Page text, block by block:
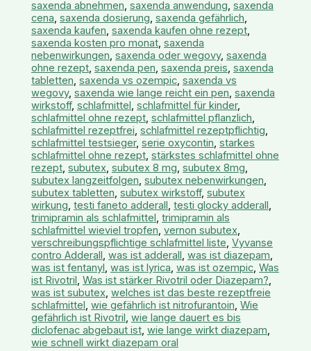
saxenda abnehmen,saxenda anwendung,saxenda
cena,saxenda dosierung,saxenda gefährlich,
saxenda kaufen,saxenda kaufen ohne rezept,
saxenda kosten pro monat,saxenda
nebenwirkungen,saxenda oder wegovy,saxenda
ohne rezept,saxenda pen,saxenda preis,saxenda
tabletten,saxenda vs ozempic,saxenda vs
wegovy,saxenda wie lange reicht ein pen,saxenda
wirkstoff,schlafmittel,schlafmittel für kinder,
schlafmittel ohne rezept,schlafmittel pflanzlich,
schlafmittel rezeptfrei,schlafmittel rezeptpflichtig,
schlafmittel testsieger,serie oxycontin,starkes
schlafmittel ohne rezept,stärkstes schlafmittel ohne
rezept,subutex,subutex 8 mg,subutex 8mg,
subutex langzeitfolgen,subutex nebenwirkungen,
subutex tabletten,subutex wirkstoff,subutex
wirkung,testi faneto adderall,testi glocky adderall,
trimipramin als schlafmittel,trimipramin als
schlafmittel wieviel tropfen,vernon subutex,
verschreibungspflichtige schlafmittel liste,Vyvanse
contro Adderall,was ist adderall,was ist diazepam,
was ist fentanyl,was ist lyrica,was ist ozempic,Was
ist Rivotril,Was ist stärker Rivotril oder Diazepam?,
was ist subutex,welches ist das beste rezeptfreie
schlafmittel,wie gefährlich ist nitrofurantoin,Wie
gefährlich ist Rivotril,wie lange dauert es bis
diclofenac abgebaut ist,wie lange wirkt diazepam,
wie schnell wirkt diazepam oral